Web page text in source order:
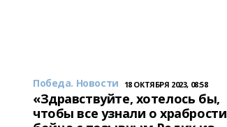
Победа. Новости 18 ОКТЯБРЯ 2023, 08:58
«Здравствуйте, хотелось бы,
чтобы все узнали о храбрости